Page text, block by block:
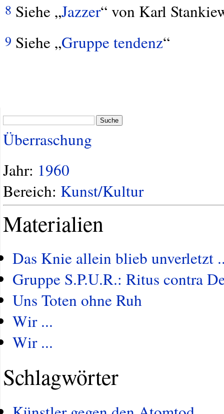
8 Siehe „Jazzer“ von Karl
9 Siehe „Gruppe tendenz“
Suche
Überraschung
Jahr: 1960
Bereich: Kunst/Kultur
Materialien
Das Knie allein blieb unverletzt
Gruppe S.P.U.R.: Ritus contra
Uns Toten ohne Ruh
Wir ...
Wir ...
Schlagwörter